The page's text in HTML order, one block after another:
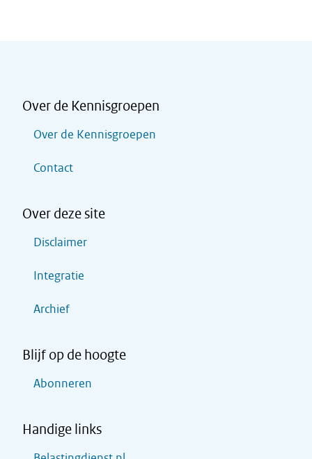
Over de Kennisgroepen
Over de Kennisgroepen
Contact
Over deze site
Disclaimer
Integratie
Archief
Blijf op de hoogte
Abonneren
Handige links